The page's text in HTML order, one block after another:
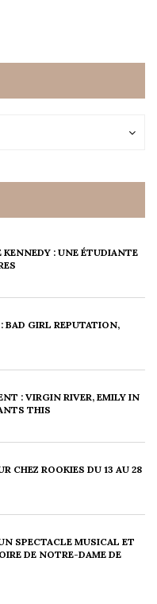
KENNEDY : UNE ÉTUDIANTE
BAD GIRL REPUTATION,
: VIRGIN RIVER, EMILY IN
THIS
CHEZ ROOKIES DU 13 AU 28
SPECTACLE MUSICAL ET
DE NOTRE-DAME DE